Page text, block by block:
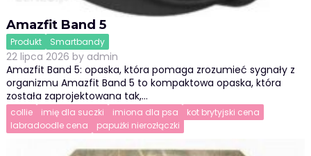
Amazfit Band 5
Produkt Smartbandy
22 lipca 2026 by admin
Amazfit Band 5: opaska, która pomaga zrozumieć sygnały z
organizmu Amazfit Band 5 to kompaktowa opaska, która
została zaprojektowana tak,…
collie imię dla suczki imiona dla psa
kot brytyjski cena
labradoodle cena
papużki nierozłączki